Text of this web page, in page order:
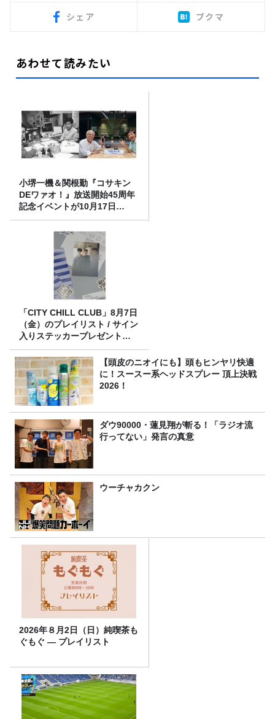
シェア ブクマ
あわせて読みたい
小堺一機＆関根勤『コサキン
DEワァオ！』放送開始45周年
記念イベントが10月17日
（土）に開催決定！本日より
FC先行受付スタート！
「CITY CHILL CLUB」8月7日
（金）のプレイリスト / サイン
入りステッカープレゼント有
り
【頭皮のニオイにも】頭もヒンヤリ快適
に！スースー系ヘッドスプレー 頂上決戦
2026！
ダウ90000・蓮見翔が斬る！「ラジオ流
行ってない」発言の真意
ウーチャカクン
2026年８月2日（日）純喫茶も
ぐもぐ ― プレイリスト